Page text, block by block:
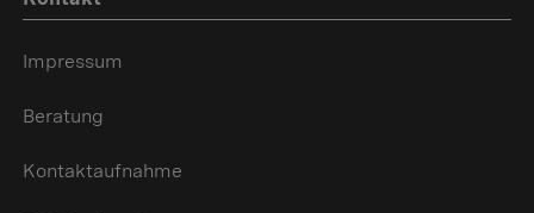
Impressum
Beratung
Kontaktaufnahme